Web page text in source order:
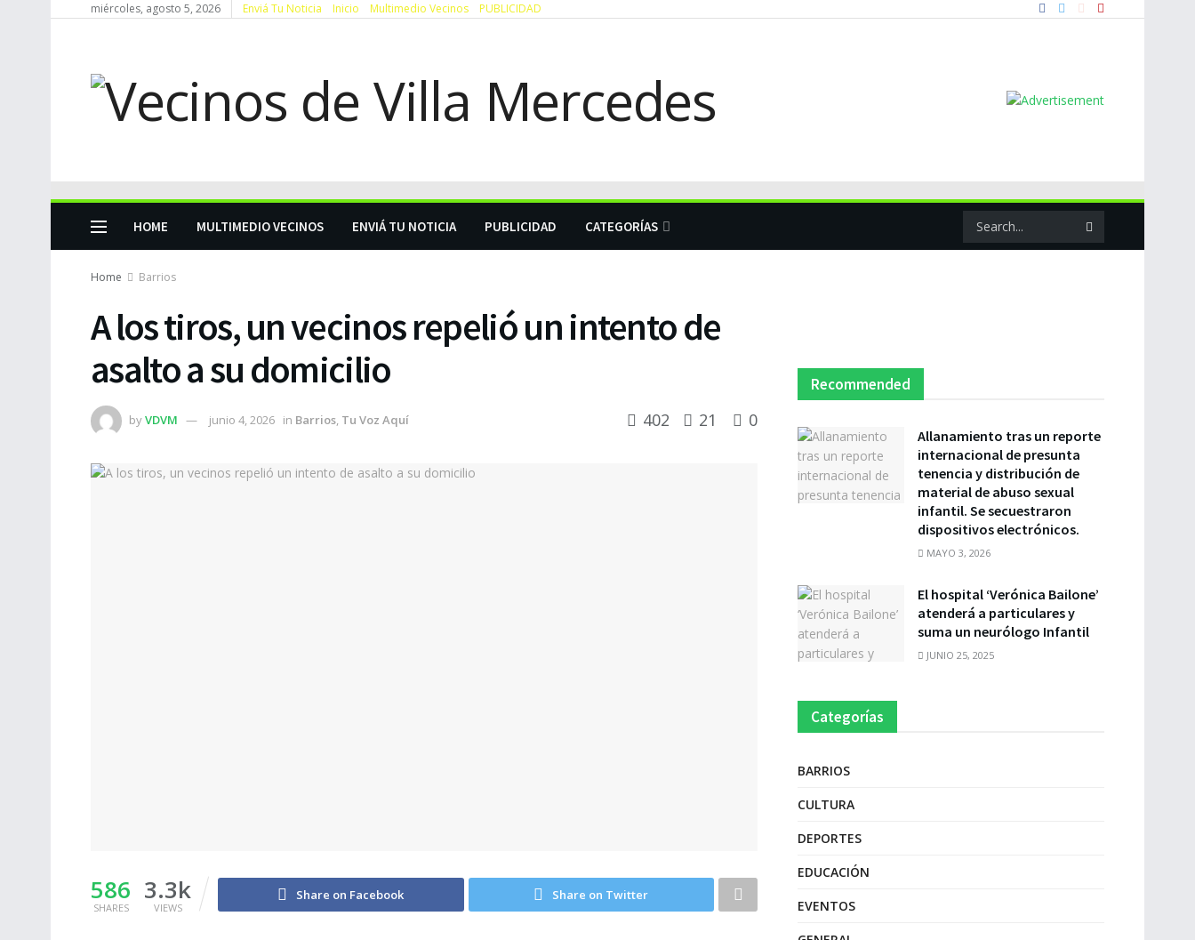
miércoles, agosto 5, 2026 Enviá Tu Noticia Inicio Multimedio Vecinos PUBLICIDAD
HOME MULTIMEDIO VECINOS ENVIÁ TU NOTICIA PUBLICIDAD CATEGORÍAS
Home Barrios
A los tiros, un vecinos repelió un intento de
asalto a su domicilio
byVDVM junio 4, 2026 in Barrios, Tu Voz Aquí 402 21 0
586
SHARES
3.3k
VIEWS
Share on Facebook Share on Twitter
Recommended
Allanamiento tras un reporte
internacional de presunta
tenencia y distribución de
material de abuso sexual
infantil. Se secuestraron
dispositivos electrónicos.
MAYO 3, 2026
El hospital ‘Verónica Bailone’
atenderá a particulares y
suma un neurólogo Infantil
JUNIO 25, 2025
Categorías
BARRIOS
CULTURA
DEPORTES
EDUCACIÓN
EVENTOS